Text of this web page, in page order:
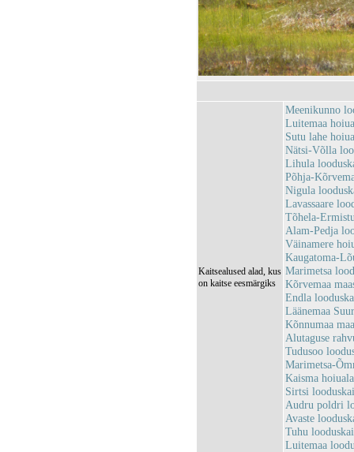
Kaitsealused alad, kus
on kaitse eesmärgiks
Meenikunno
Luitemaa
Sutu lahe
Nätsi-Võlla
Lihula
Põhja-
Nigula
Lavassaare
Tõhela-
Alam-Pedja
Väinamere
Kaugatoma-
Marimetsa
Kõrvemaa
Endla
Läänemaa
Kõnnumaa
Alutaguse
Tudusoo
Marimetsa-
Kaisma
Sirtsi
Audru poldri
Avaste
Tuhu
Luitemaa